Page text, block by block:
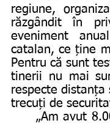
regiune,
răzgândit în
eveniment
catalan, ce ține
Pentru că sunt
tinerii nu mai
respecte distanța
trecuți de